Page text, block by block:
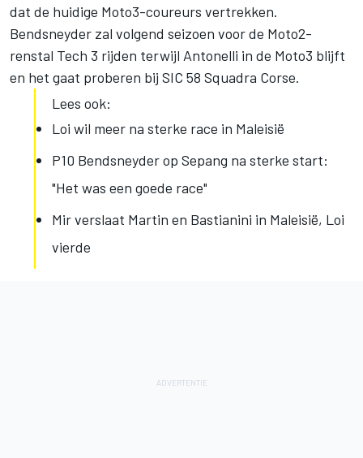
dat de huidige Moto3-coureurs vertrekken.
Bendsneyder zal volgend seizoen voor de Moto2-
renstal Tech 3 rijden terwijl Antonelli in de Moto3 blijft
en het gaat proberen bij SIC 58 Squadra Corse.
Lees ook:
Loi wil meer na sterke race in Maleisië
P10 Bendsneyder op Sepang na sterke start:
"Het was een goede race"
Mir verslaat Martin en Bastianini in Maleisië, Loi
vierde